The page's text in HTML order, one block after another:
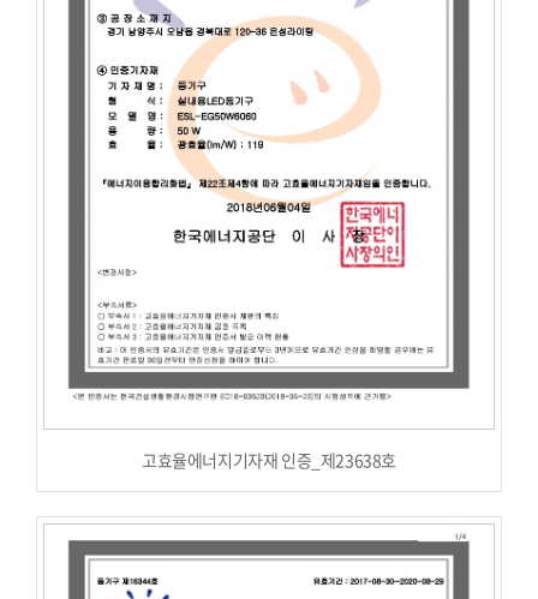
고효율에너지기자재 인증_제23638호